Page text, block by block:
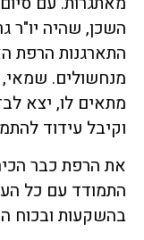
השכן, שהיה יו"ר
התארגנות הרפת
מתאים לו, יצא
וקיבל עידוד
את הרפת כבר
התמודד עם כל
בהשקעות ובכוח